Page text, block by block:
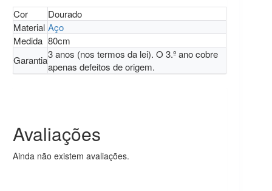
Cor
Dourado
Material Aço
Medida 80cm
Garantia3 anos (nos termos da lei). O 3.º ano cobre
apenas defeitos de origem.
Avaliações
Ainda não existem avaliações.